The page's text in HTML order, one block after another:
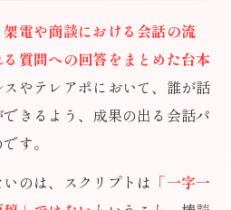
電や商談における会話の流
質問への回答をまとめた台本
やテレアポにおいて、誰が話
きるよう、成果の出る会話パ
す。
のは、スクリプトは 「一字一